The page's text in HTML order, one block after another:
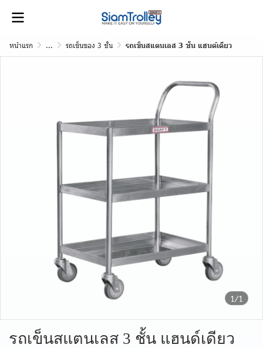
หน้าแรก ... รถเข็นของ 3 ชั้น รถเข็นสแตนเลส 3 ชั้น แฮนด์เดียว
1/1
รถเข็นสแตนเลส 3 ชั้น แฮนด์เดียว